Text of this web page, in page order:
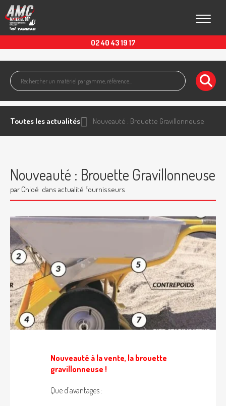
02 40 43 19 17
Toutes les actualités Nouveauté : Brouette Gravillonneuse
Nouveauté : Brouette Gravillonneuse
par Chloé dans actualité fournisseurs
Nouveauté à la vente, la brouette
gravillonneuse !
Que d'avantages :